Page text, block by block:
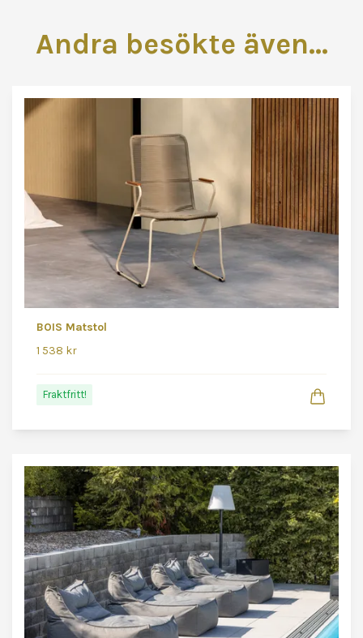
Andra besökte även...
BOIS Matstol
1 538 kr
Fraktfritt!